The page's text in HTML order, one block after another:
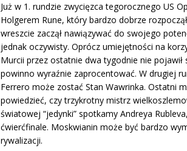
Już w 1. rundzie zwycięzca tegorocznego US
Holgerem Rune, który bardzo dobrze
wreszcie zaczął nawiązywać do swojego
jednak oczywisty. Oprócz umiejętności na
Murcii przez ostatnie dwa tygodnie nie
powinno wyraźnie zaprocentować. W drugiej
Ferrero może zostać Stan Wawrinka. Ostatni
powiedzieć, czy trzykrotny mistrz
światowej “jedynki” spotkamy Andreya
ćwierćfinale. Moskwianin może być bardzo
rywalizacji.